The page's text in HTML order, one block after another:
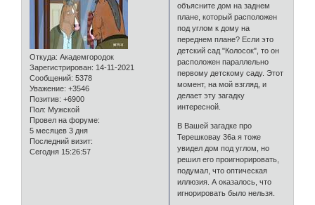
Откуда: Академгородок
Зарегистрирован: 14-11-2021
Сообщений: 5378
Уважение: +3546
Позитив: +6900
Пол: Мужской
Провел на форуме:
5 месяцев 3 дня
Последний визит:
Сегодня 15:26:57
объясните дом на заднем
плане, который расположен
под углом к дому на
переднем плане? Если это
детский сад "Колосок", то он
расположен параллельно
первому детскому саду. Этот
момент, на мой взгляд, и
делает эту загадку
интересной.
В Вашей загадке про
Терешковау 36а я тоже
увидел дом под углом, но
решил его проигнорировать,
подумал, что оптическая
иллюзия. А оказалось, что
игнорировать было нельзя.